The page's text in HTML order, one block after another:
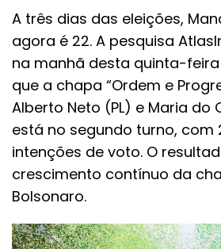
A três dias das eleições,
agora é 22. A pesquisa
na manhã desta quinta-
que a chapa “Ordem e
Alberto Neto (PL) e Maria do
está no segundo turno, com
intenções de voto. O
crescimento contínuo da
Bolsonaro.